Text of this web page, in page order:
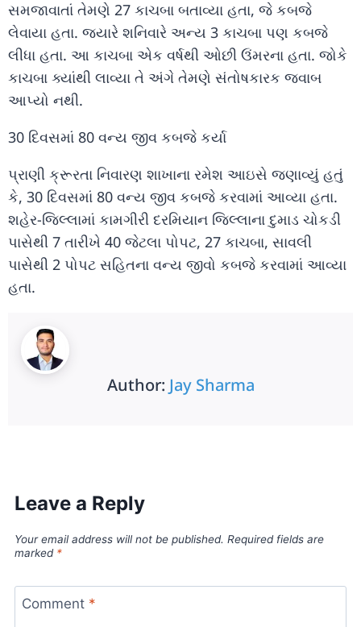
સમજાવાતાં તેમણે 27 કાચબા બતાવ્યા હતા, જે કબજે
લેવાયા હતા. જ્યારે શનિવારે અન્ય 3 કાચબા પણ કબજે
લીધા હતા. આ કાચબા એક વર્ષથી ઓછી ઉંમરના હતા. જોકે
કાચબા ક્યાંથી લાવ્યા તે અંગે તેમણે સંતોષકારક જવાબ
આપ્યો નથી.
30 દિવસમાં 80 વન્ય જીવ કબજે કર્યા
પ્રાણી ક્રૂરતા નિવારણ શાખાના રમેશ આઇસે જણાવ્યું હતું
કે, 30 દિવસમાં 80 વન્ય જીવ કબજે કરવામાં આવ્યા હતા.
શહેર-જિલ્લામાં કામગીરી દરમિયાન જિલ્લાના દુમાડ ચોકડી
પાસેથી 7 તારીખે 40 જેટલા પોપટ, 27 કાચબા, સાવલી
પાસેથી 2 પોપટ સહિતના વન્ય જીવો કબજે કરવામાં આવ્યા
હતા.
Author: Jay Sharma
Leave a Reply
Your email address will not be published. Required fields are
marked *
Comment *